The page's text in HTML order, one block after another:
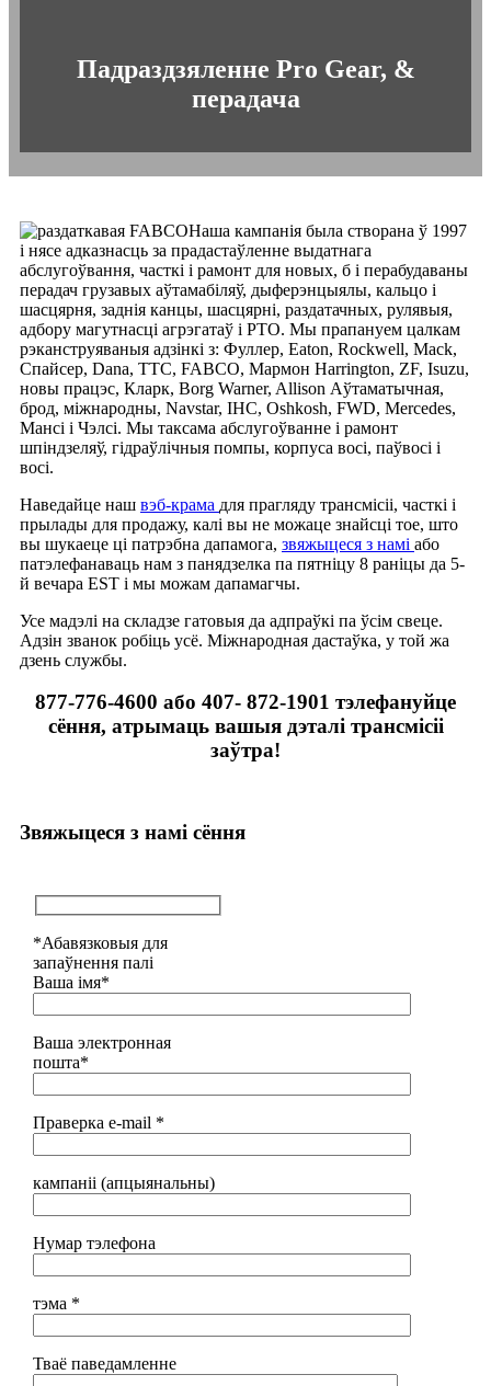
Падраздзяленне Pro Gear, &
перадача
Наша кампанія была створана ў 1997
і нясе адказнасць за прадастаўленне выдатнага
абслугоўвання, часткі і рамонт для новых, б і перабудаваны
перадач грузавых аўтамабіляў, дыферэнцыялы, кальцо і
шасцярня, заднія канцы, шасцярні, раздатачных, рулявыя,
адбору магутнасці агрэгатаў і РТО. Мы прапануем цалкам
рэканструяваныя адзінкі з: Фуллер, Eaton, Rockwell, Mack,
Спайсер, Dana, TTC, FABCO, Мармон Harrington, ZF, Isuzu,
новы працэс, Кларк, Borg Warner, Allison Аўтаматычная,
брод, міжнародны, Navstar, IHC, Oshkosh, FWD, Mercedes,
Мансі і Чэлсі. Мы таксама абслугоўванне і рамонт
шпіндзеляў, гідраўлічныя помпы, корпуса восі, паўвосі і
восі.
Наведайце наш вэб-крама для прагляду трансмісіі, часткі і
прылады для продажу, калі вы не можаце знайсці тое, што
вы шукаеце ці патрэбна дапамога, звяжыцеся з намі або
патэлефанаваць нам з панядзелка па пятніцу 8 раніцы да 5-
й вечара EST і мы можам дапамагчы.
Усе мадэлі на складзе гатовыя да адпраўкі па ўсім свеце.
Адзін званок робіць усё. Міжнародная дастаўка, у той жа
дзень службы.
877-776-4600 або 407- 872-1901 тэлефануйце
сёння, атрымаць вашыя дэталі трансмісіі
заўтра!
Звяжыцеся з намі сёння
*Абавязковыя для
запаўнення палі
Ваша імя*
Ваша электронная
пошта*
Праверка e-mail *
кампаніі (апцыянальны)
Нумар тэлефона
тэма *
Тваё паведамленне